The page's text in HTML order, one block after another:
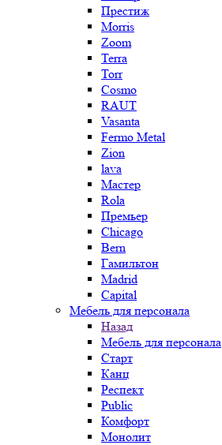
Престиж
Morris
Zoom
Terra
Torr
Cosmo
RAUT
Vasanta
Fermo Metal
Zion
lava
Мастер
Rola
Премьер
Chicago
Bern
Гамильтон
Madrid
Capital
Мебель для персонала
Назад
Мебель для персонала
Старт
Канц
Респект
Public
Комфорт
Монолит